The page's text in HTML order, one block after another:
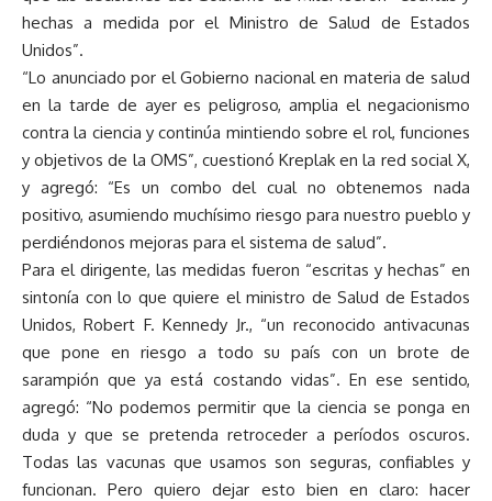
hechas a medida por el Ministro de Salud de Estados
Unidos”.
“Lo anunciado por el Gobierno nacional en materia de salud
en la tarde de ayer es peligroso, amplia el negacionismo
contra la ciencia y continúa mintiendo sobre el rol, funciones
y objetivos de la OMS”, cuestionó Kreplak en la red social X,
y agregó: “Es un combo del cual no obtenemos nada
positivo, asumiendo muchísimo riesgo para nuestro pueblo y
perdiéndonos mejoras para el sistema de salud”.
Para el dirigente, las medidas fueron “escritas y hechas” en
sintonía con lo que quiere el ministro de Salud de Estados
Unidos, Robert F. Kennedy Jr., “un reconocido antivacunas
que pone en riesgo a todo su país con un brote de
sarampión que ya está costando vidas”. En ese sentido,
agregó: “No podemos permitir que la ciencia se ponga en
duda y que se pretenda retroceder a períodos oscuros.
Todas las vacunas que usamos son seguras, confiables y
funcionan. Pero quiero dejar esto bien en claro: hacer